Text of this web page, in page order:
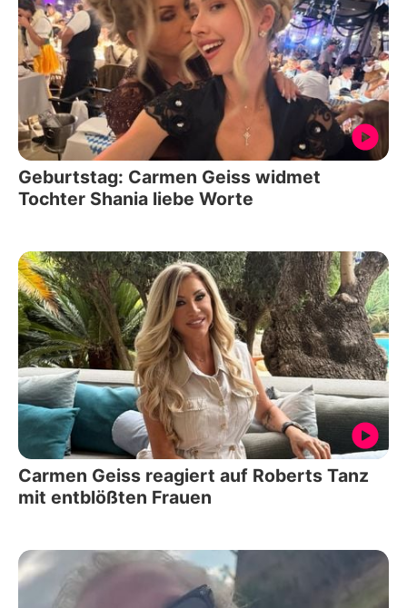
Geburtstag: Carmen Geiss widmet
Tochter Shania liebe Worte
Carmen Geiss reagiert auf Roberts Tanz
mit entblößten Frauen